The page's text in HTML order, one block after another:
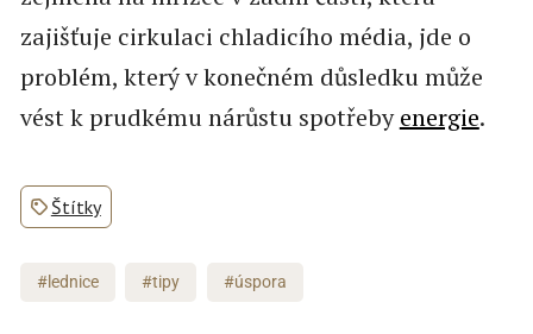
zajišťuje cirkulaci chladicího média, jde o
problém, který v konečném důsledku může
vést k prudkému nárůstu spotřebyenergie.
Štítky
#lednice #tipy #úspora